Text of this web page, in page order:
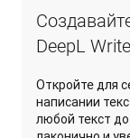
DeepL Write
Откройте для
написании
любой текст